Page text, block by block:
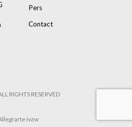
Pers
Contact
RIGHTS RESERVED
ivzw